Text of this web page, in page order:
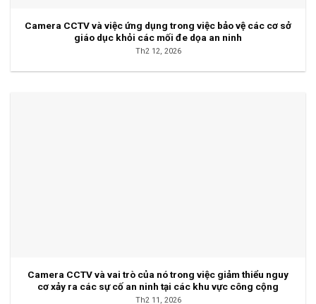
Camera CCTV và việc ứng dụng trong việc bảo vệ các cơ sở
giáo dục khỏi các mối đe dọa an ninh
Th2 12, 2026
Camera CCTV và vai trò của nó trong việc giảm thiểu nguy
cơ xảy ra các sự cố an ninh tại các khu vực công cộng
Th2 11, 2026